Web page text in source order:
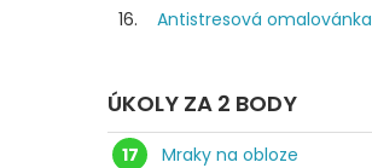
16.
Antistresová omalovánka
ÚKOLY ZA 2 BODY
17
Mraky na obloze